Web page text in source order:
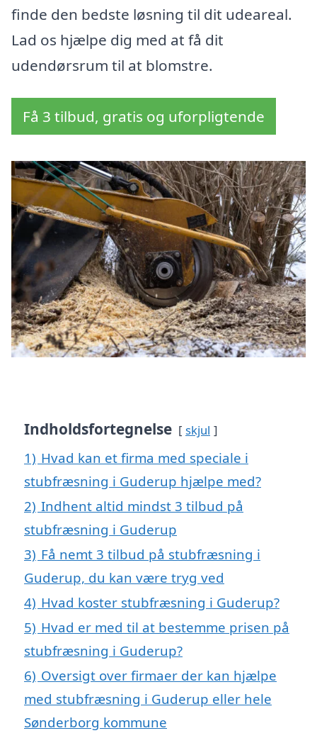
finde den bedste løsning til dit udeareal.
Lad os hjælpe dig med at få dit
udendørsrum til at blomstre.
Få 3 tilbud, gratis og uforpligtende
Indholdsfortegnelse skjul
1) Hvad kan et firma med speciale i
stubfræsning i Guderup hjælpe med?
2) Indhent altid mindst 3 tilbud på
stubfræsning i Guderup
3) Få nemt 3 tilbud på stubfræsning i
Guderup, du kan være tryg ved
4) Hvad koster stubfræsning i Guderup?
5) Hvad er med til at bestemme prisen på
stubfræsning i Guderup?
6) Oversigt over firmaer der kan hjælpe
med stubfræsning i Guderup eller hele
Sønderborg kommune